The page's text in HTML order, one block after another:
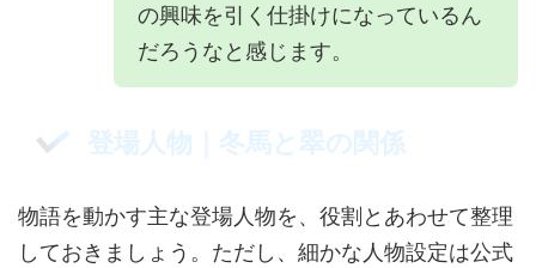
の興味を引く仕掛けになっているん
だろうなと感じます。
登場人物｜冬馬と翠の関係
物語を動かす主な登場人物を、役割とあわせて整理
しておきましょう。ただし、細かな人物設定は公式